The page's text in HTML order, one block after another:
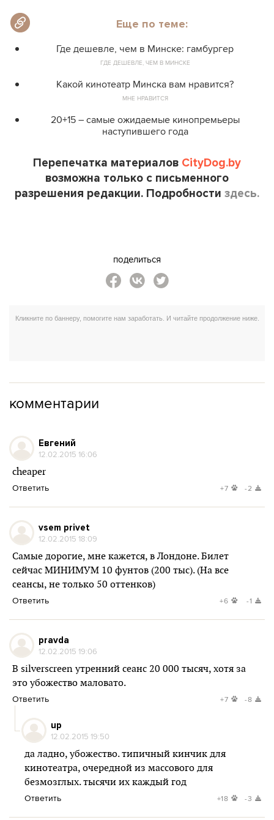
Еще по теме:
Где дешевле, чем в Минске: гамбургер
ГДЕ ДЕШЕВЛЕ, ЧЕМ В МИНСКЕ
Какой кинотеатр Минска вам нравится?
МНЕ НРАВИТСЯ
20+15 – самые ожидаемые кинопремьеры
наступившего года
Перепечатка материалов CityDog.by
возможна только с письменного
разрешения редакции. Подробности здесь.
поделиться
комментарии
Евгений
12.02.2015 16:06
cheaper
Ответить +7 -2
vsem privet
12.02.2015 18:09
Самые дорогие, мне кажется, в Лондоне. Билет
сейчас МИНИМУМ 10 фунтов (200 тыс). (На все
сеансы, не только 50 оттенков)
Ответить +6 -1
pravda
12.02.2015 19:06
В silverscreen утренний сеанс 20 000 тысяч, хотя за
это убожество маловато.
Ответить +7 -8
up
12.02.2015 19:50
да ладно, убожество. типичный кинчик для
кинотеатра, очередной из массового для
безмозглых. тысячи их каждый год
Ответить +18 -3